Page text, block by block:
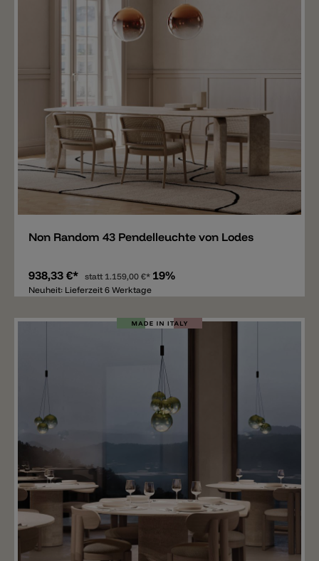
Merken
Non Random 43 Pendelleuchte von Lodes
938,33 €* statt 1.159,00 €* 19%
Neuheit: Lieferzeit 6 Werktage